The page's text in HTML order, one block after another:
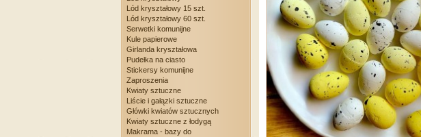
Lód kryształowy 15 szt.
Lód kryształowy 60 szt.
Serwetki komunijne
Kule papierowe
Girlanda kryształowa
Pudełka na ciasto
Stickersy komunijne
Zaproszenia
Kwiaty sztuczne
Liście i gałązki sztuczne
Główki kwiatów sztucznych
Kwiaty sztuczne z łodygą
Makrama - bazy do